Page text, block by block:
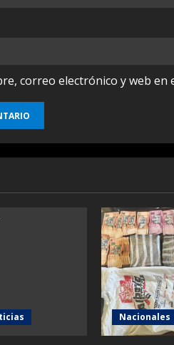
correo electrónico y web
Nacionales